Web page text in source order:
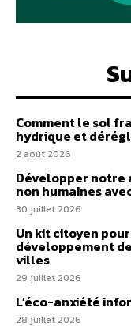
Comment le sol
hydrique et
2 août 2026
Développer notre
non humaines
30 juillet 2026
Un kit citoyen
développement
villes
29 juillet 2026
L’éco-anxiété
28 juillet 2026